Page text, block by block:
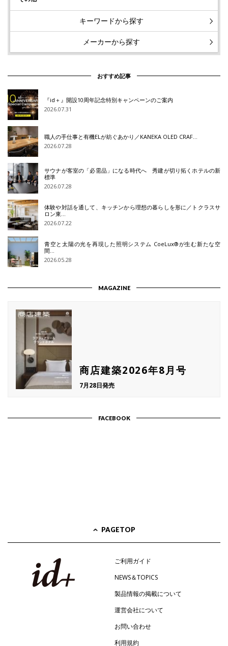
キーワードから探す
メーカーから探す
おすすめ記事
『id＋』開設10周年記念特別キャンペーンのご案内
2026.07.31
職人の手仕事と有機ELが紡ぐあかり／KANEKA OLED CRAF…
2026.07.28
サウナが客室の「必需品」になる時代へ 秀建が切り拓くホテルの新
標準
2026.07.28
体験や対話を通して、キッチンから理想の暮らしを形に／トクラスサ
ロン東…
2026.07.22
青空と太陽の光を再現した照明システム CoeLux®が生む新たな空
間…
2026.05.28
MAGAZINE
商店建築2026年8月号
7月28日発売
FACEBOOK
PAGETOP
ご利用ガイド
NEWS＆TOPICS
製品情報の掲載について
運営会社について
お問い合わせ
利用規約